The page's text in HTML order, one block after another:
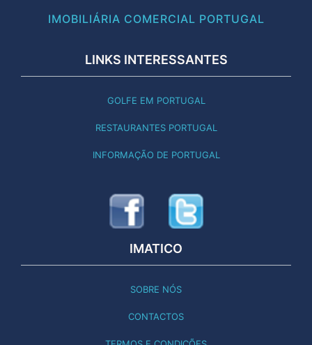
IMOBILIÁRIA COMERCIAL PORTUGAL
LINKS INTERESSANTES
GOLFE EM PORTUGAL
RESTAURANTES PORTUGAL
INFORMAÇÃO DE PORTUGAL
IMATICO
SOBRE NÓS
CONTACTOS